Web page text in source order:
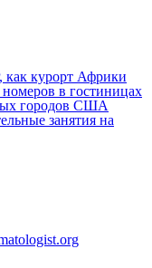
курорт Африки
в гостиницах
городов США
занятия на